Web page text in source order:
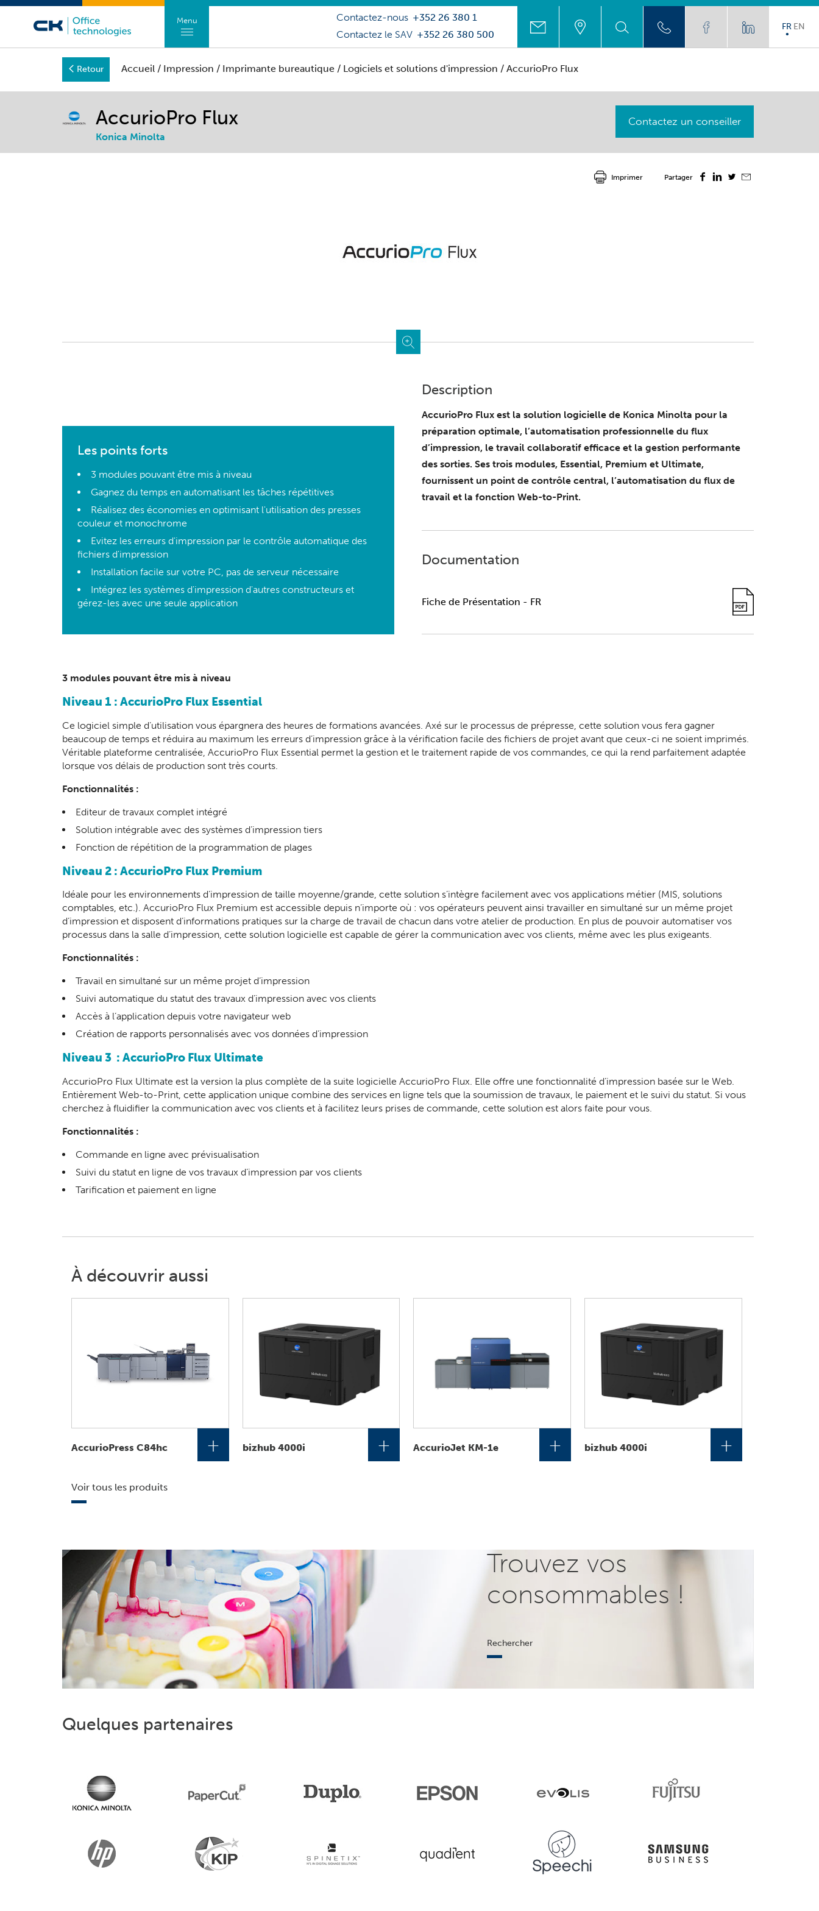
Contactez-nous +352 26 380 1
Contactez le SAV +352 26 380 500
FR EN
Menu
Retour Accueil / Impression / Imprimante bureautique / Logiciels et solutions d'impression / AccurioPro Flux
AccurioPro Flux
Konica Minolta
Contactez un conseiller
Partager
Imprimer
Les points forts
3 modules pouvant être mis à niveau
Gagnez du temps en automatisant les tâches répétitives
Réalisez des économies en optimisant l'utilisation des presses
couleur et monochrome
Evitez les erreurs d'impression par le contrôle automatique des
fichiers d'impression
Installation facile sur votre PC, pas de serveur nécessaire
Intégrez les systèmes d'impression d'autres constructeurs et
gérez-les avec une seule application
Description
AccurioPro Flux est la solution logicielle de Konica Minolta pour la
préparation optimale, l’automatisation professionnelle du flux
d’impression, le travail collaboratif efficace et la gestion performante
des sorties. Ses trois modules, Essential, Premium et Ultimate,
fournissent un point de contrôle central, l’automatisation du flux de
travail et la fonction Web-to-Print.
Documentation
Fiche de Présentation - FR
3 modules pouvant être mis à niveau
Niveau 1 : AccurioPro Flux Essential
Ce logiciel simple d’utilisation vous épargnera des heures de formations avancées. Axé sur le processus de prépresse, cette solution vous fera gagner
beaucoup de temps et réduira au maximum les erreurs d’impression grâce à la vérification facile des fichiers de projet avant que ceux-ci ne soient imprimés.
Véritable plateforme centralisée, AccurioPro Flux Essential permet la gestion et le traitement rapide de vos commandes, ce qui la rend parfaitement adaptée
lorsque vos délais de production sont très courts.
Fonctionnalités :
Editeur de travaux complet intégré
Solution intégrable avec des systèmes d’impression tiers
Fonction de répétition de la programmation de plages
Niveau 2 : AccurioPro Flux Premium
Idéale pour les environnements d’impression de taille moyenne/grande, cette solution s’intègre facilement avec vos applications métier (MIS, solutions
comptables, etc.). AccurioPro Flux Premium est accessible depuis n’importe où : vos opérateurs peuvent ainsi travailler en simultané sur un même projet
d’impression et disposent d’informations pratiques sur la charge de travail de chacun dans votre atelier de production. En plus de pouvoir automatiser vos
processus dans la salle d’impression, cette solution logicielle est capable de gérer la communication avec vos clients, même avec les plus exigeants.
Fonctionnalités :
Travail en simultané sur un même projet d’impression
Suivi automatique du statut des travaux d’impression avec vos clients
Accès à l’application depuis votre navigateur web
Création de rapports personnalisés avec vos données d’impression
Niveau 3 : AccurioPro Flux Ultimate
AccurioPro Flux Ultimate est la version la plus complète de la suite logicielle AccurioPro Flux. Elle offre une fonctionnalité d’impression basée sur le Web.
Entièrement Web-to-Print, cette application unique combine des services en ligne tels que la soumission de travaux, le paiement et le suivi du statut. Si vous
cherchez à fluidifier la communication avec vos clients et à facilitez leurs prises de commande, cette solution est alors faite pour vous.
Fonctionnalités :
Commande en ligne avec prévisualisation
Suivi du statut en ligne de vos travaux d’impression par vos clients
Tarification et paiement en ligne
À découvrir aussi
AccurioPress C84hc + bizhub 4000i + AccurioJet KM-1e + bizhub 4000i +
Voir tous les produits
Trouvez vos
consommables !
Rechercher
Quelques partenaires